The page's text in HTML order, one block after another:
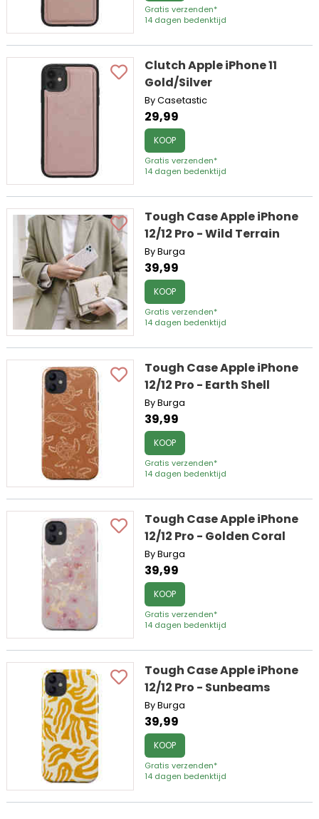
Gratis verzenden*
14 dagen bedenktijd
Clutch Apple iPhone 11
Gold/Silver
By Casetastic
29,99
KOOP
Gratis verzenden*
14 dagen bedenktijd
Tough Case Apple iPhone
12/12 Pro - Wild Terrain
By Burga
39,99
KOOP
Gratis verzenden*
14 dagen bedenktijd
Tough Case Apple iPhone
12/12 Pro - Earth Shell
By Burga
39,99
KOOP
Gratis verzenden*
14 dagen bedenktijd
Tough Case Apple iPhone
12/12 Pro - Golden Coral
By Burga
39,99
KOOP
Gratis verzenden*
14 dagen bedenktijd
Tough Case Apple iPhone
12/12 Pro - Sunbeams
By Burga
39,99
KOOP
Gratis verzenden*
14 dagen bedenktijd